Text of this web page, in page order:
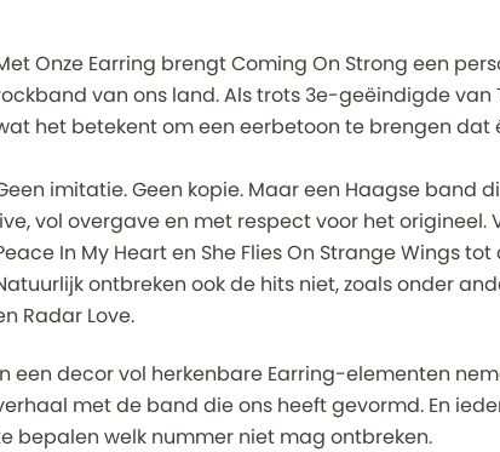
Onze Earring brengt Coming On Strong een
van ons land. Als trots 3e-geëindigde van
het betekent om een eerbetoon te brengen dat
imitatie. Geen kopie. Maar een Haagse band
vol overgave en met respect voor het origineel.
In My Heart en She Flies On Strange Wings
ontbreken ook de hits niet, zoals onder
Radar Love.
een decor vol herkenbare Earring-elementen
met de band die ons heeft gevormd. En
bepalen welk nummer niet mag ontbreken.